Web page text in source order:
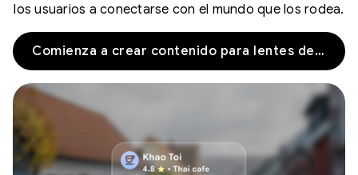
los usuarios a conectarse con el mundo que los rodea.
Comienza a crear contenido para lentes de audio y lentes con pantalla